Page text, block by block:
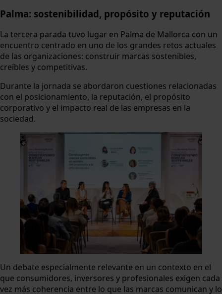
Palma: sostenibilidad, propósito y reputación
La tercera parada tuvo lugar en Palma de Mallorca con un
encuentro centrado en uno de los grandes retos actuales
de las organizaciones: construir marcas sostenibles,
creíbles y competitivas.
Durante la jornada se abordaron cuestiones relacionadas
con el posicionamiento, la reputación, el propósito
corporativo y el impacto real de las empresas en la
sociedad.
Un debate especialmente relevante en un contexto en el
que consumidores, inversores y profesionales exigen cada
vez más coherencia entre lo que las marcas comunican y lo